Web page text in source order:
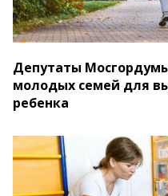
Депутаты
молодых семей для
ребенка